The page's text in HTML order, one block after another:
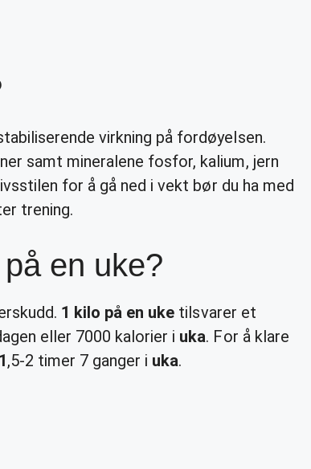
virkning på fordøyelsen.
samt mineralene fosfor, kalium, jern
for å gå ned i vekt bør du ha med
trening.
en uke?
1 kilo på en uke tilsvarer et
eller 7000 kalorier i uka. For å klare
1,5-2 timer 7 ganger i uka.